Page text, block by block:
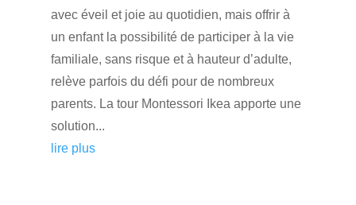
avec éveil et joie au quotidien, mais offrir à
un enfant la possibilité de participer à la vie
familiale, sans risque et à hauteur d’adulte,
relève parfois du défi pour de nombreux
parents. La tour Montessori Ikea apporte une
solution...
lire plus